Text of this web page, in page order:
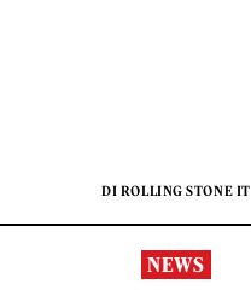
DI ROLLING STONE IT
NEWS